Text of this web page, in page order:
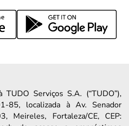
Serviços S.A. (“TUDO”),
85, localizada à Av. Senador
Meireles, Fortaleza/CE, CEP: